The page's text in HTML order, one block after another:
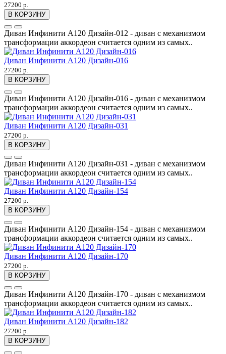
27200 р.
В КОРЗИНУ
Диван Инфинити А120 Дизайн-012 - диван с механизмом
трансформации аккордеон считается одним из самых..
Диван Инфинити А120 Дизайн-016
27200 р.
В КОРЗИНУ
Диван Инфинити А120 Дизайн-016 - диван с механизмом
трансформации аккордеон считается одним из самых..
Диван Инфинити А120 Дизайн-031
27200 р.
В КОРЗИНУ
Диван Инфинити А120 Дизайн-031 - диван с механизмом
трансформации аккордеон считается одним из самых..
Диван Инфинити А120 Дизайн-154
27200 р.
В КОРЗИНУ
Диван Инфинити А120 Дизайн-154 - диван с механизмом
трансформации аккордеон считается одним из самых..
Диван Инфинити А120 Дизайн-170
27200 р.
В КОРЗИНУ
Диван Инфинити А120 Дизайн-170 - диван с механизмом
трансформации аккордеон считается одним из самых..
Диван Инфинити А120 Дизайн-182
27200 р.
В КОРЗИНУ